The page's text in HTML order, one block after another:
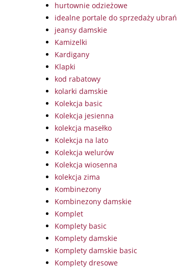
hurtownie odzieżowe
idealne portale do sprzedaży ubrań
jeansy damskie
Kamizelki
Kardigany
Klapki
kod rabatowy
kolarki damskie
Kolekcja basic
Kolekcja jesienna
kolekcja masełko
Kolekcja na lato
Kolekcja welurów
Kolekcja wiosenna
kolekcja zima
Kombinezony
Kombinezony damskie
Komplet
Komplety basic
Komplety damskie
Komplety damskie basic
Komplety dresowe